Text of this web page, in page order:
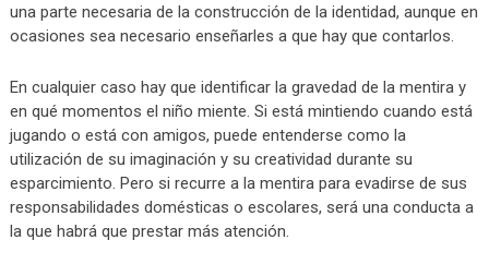
una parte necesaria de la construcción de la identidad, aunque en
ocasiones sea necesario enseñarles a que hay que contarlos.
En cualquier caso hay que identificar la gravedad de la mentira y
en qué momentos el niño miente. Si está mintiendo cuando está
jugando o está con amigos, puede entenderse como la
utilización de su imaginación y su creatividad durante su
esparcimiento. Pero si recurre a la mentira para evadirse de sus
responsabilidades domésticas o escolares, será una conducta a
la que habrá que prestar más atención.